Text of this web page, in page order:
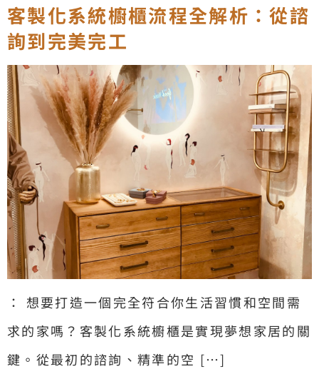
客製化系統櫥櫃流程全解析：從諮
詢到完美完工
： 想要打造一個完全符合你生活習慣和空間需
求的家嗎？客製化系統櫥櫃是實現夢想家居的關
鍵。從最初的諮詢、精準的空 […]